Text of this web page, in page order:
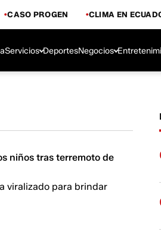
CASO PROGEN CLIMA EN
Servicios DeportesNegocios
niños tras terremoto de
viralizado para brindar